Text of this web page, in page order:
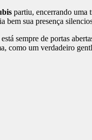
partiu, encerrando uma
bem sua presença
sempre de portas
como um verdadeiro